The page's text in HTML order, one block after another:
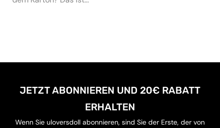
JETZT ABONNIEREN UND 20€ RABATT
ERHALTEN
Wenn Sie uloversdoll abonnieren, sind Sie der Erste, der von